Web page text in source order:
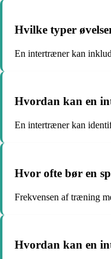
Hvilke typer
En intertræner kan
Hvordan kan en
En intertræner kan
Hvor ofte bør en
Frekvensen af træning
Hvordan kan en